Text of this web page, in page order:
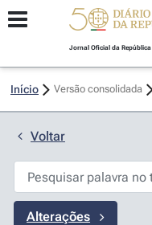
Jornal Oficial da
Início Versão consolidada
Voltar
Alterações